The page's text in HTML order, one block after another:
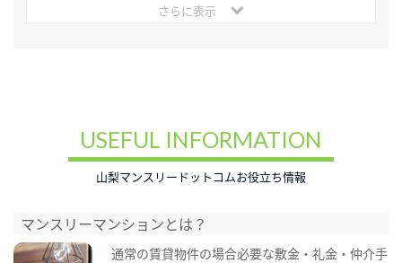
さらに表示
USEFUL INFORMATION
山梨マンスリードットコムお役立ち情報
マンスリーマンションとは？
通常の賃貸物件の場合必要な敷金・礼金・仲介手